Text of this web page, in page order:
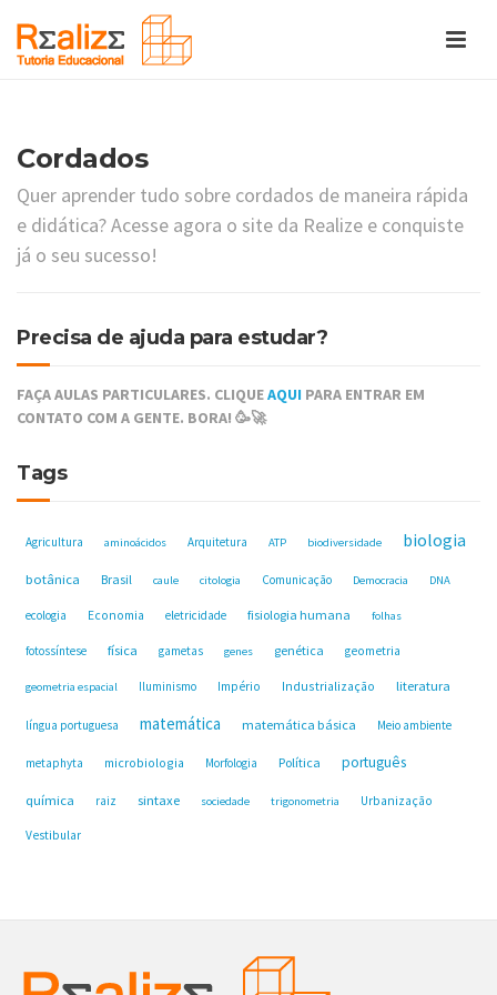
Cordados
Quer aprender tudo sobre cordados de maneira rápida
e didática? Acesse agora o site da Realize e conquiste
já o seu sucesso!
Precisa de ajuda para estudar?
FAÇA AULAS PARTICULARES. CLIQUEAQUI PARA ENTRAR EM
CONTATO COM A GENTE. BORA! 🥳🚀
Tags
Agricultura aminoácidos Arquitetura ATP biodiversidade biologia
botânica Brasil caule citologia Comunicação Democracia DNA
ecologia Economia eletricidade fisiologia humana folhas
fotossíntese física gametas genes genética geometria
geometria espacial Iluminismo Império Industrialização literatura
língua portuguesa matemática matemática básica Meio ambiente
metaphyta microbiologia Morfologia Política português
química raiz sintaxe sociedade trigonometria Urbanização
Vestibular